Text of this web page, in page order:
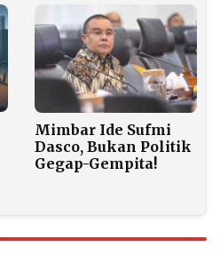
Mimbar Ide Sufmi
Dasco, Bukan Politik
Gegap-Gempita!